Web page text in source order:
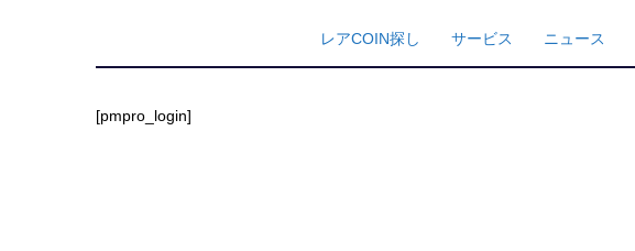
レアCOIN探し サービス ニュース
[pmpro_login]